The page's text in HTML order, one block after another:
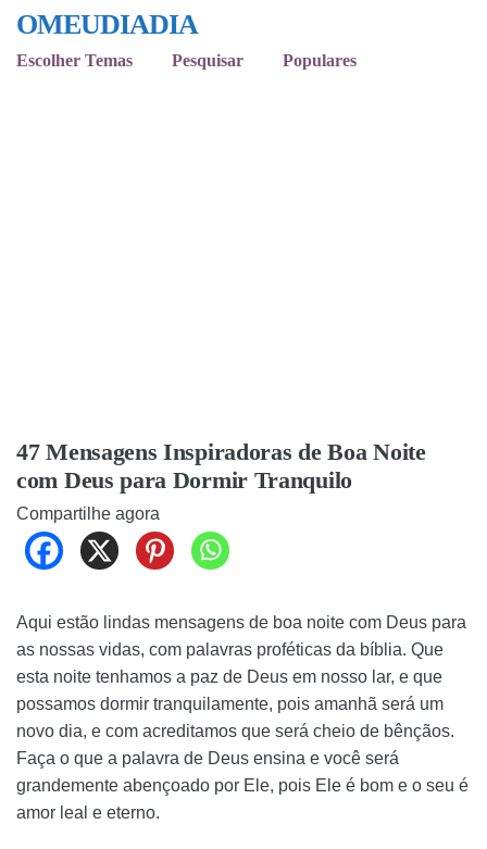
OMEUDIADIA
Escolher Temas Pesquisar Populares
47 Mensagens Inspiradoras de Boa Noite
com Deus para Dormir Tranquilo
Compartilhe agora
Aqui estão lindas mensagens de boa noite com Deus para
as nossas vidas, com palavras proféticas da bíblia. Que
esta noite tenhamos a paz de Deus em nosso lar, e que
possamos dormir tranquilamente, pois amanhã será um
novo dia, e com acreditamos que será cheio de bênçãos.
Faça o que a palavra de Deus ensina e você será
grandemente abençoado por Ele, pois Ele é bom e o seu é
amor leal e eterno.